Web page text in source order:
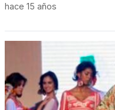
hace 15 años